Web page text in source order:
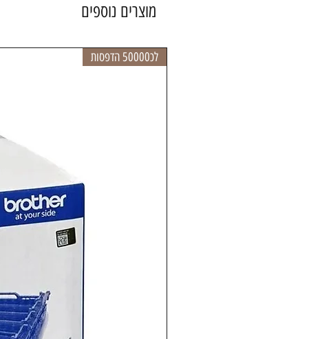
מוצרים נוספים
לכ50000 הדפסות